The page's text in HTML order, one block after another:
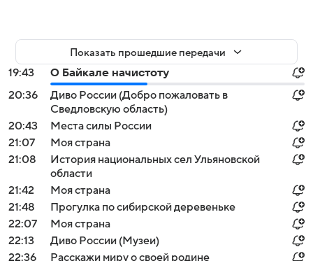
Показать прошедшие передачи
19:43
О Байкале начистоту
20:36
Диво России (Добро пожаловать в
Сведловскую область)
20:43
Места силы России
21:07
Моя страна
21:08
История национальных сел Ульяновской
области
21:42
Моя страна
21:48
Прогулка по сибирской деревеньке
22:07
Моя страна
22:13
Диво России (Музеи)
22:36
Расскажи миру о своей родине